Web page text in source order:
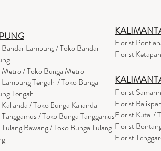
Lampung / Toko Bandar
Metro / Toko Bunga Metro
Tengah / Toko Bunga
Tengah
/ Toko Bunga Kalianda
/ Toko Bunga Tanggamus
Bawang / Toko Bunga Tulang
Florist
Florist
Florist
Florist
Florist Kutai /
Florist
Florist